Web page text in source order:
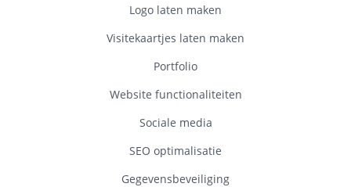
Logo laten maken
Visitekaartjes laten maken
Portfolio
Website functionaliteiten
Sociale media
SEO optimalisatie
Gegevensbeveiliging